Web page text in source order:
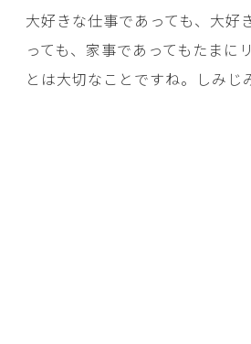
大好きな仕事であっても、大好
っても、家事であってもたまに
とは大切なことですね。しみじ